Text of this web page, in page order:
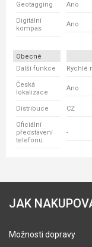
Geotagging Ano
Digitální
kompas
Ano
Obecné
Další funkce
Rychlé
Česká
lokalizace
Ano
Distribuce CZ
Oficiální
představení
telefonu
-
JAK
Možnosti dopravy